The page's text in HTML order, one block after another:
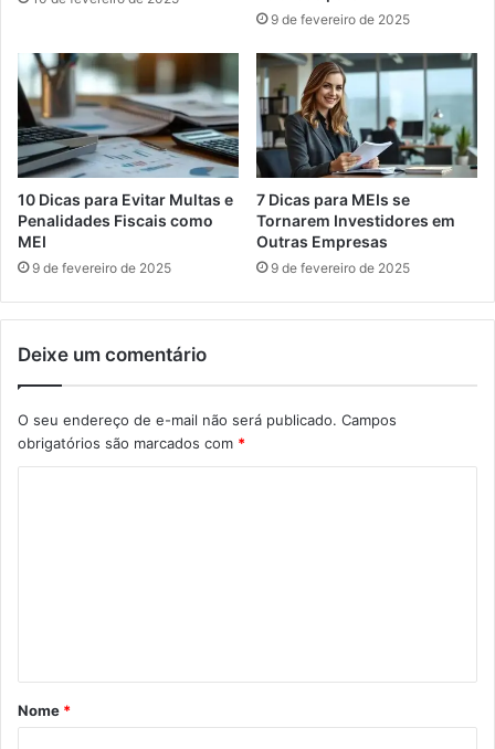
9 de fevereiro de 2025
10 Dicas para Evitar Multas e
Penalidades Fiscais como
MEI
9 de fevereiro de 2025
7 Dicas para MEIs se
Tornarem Investidores em
Outras Empresas
9 de fevereiro de 2025
Deixe um comentário
O seu endereço de e-mail não será publicado. Campos
obrigatórios são marcados com *
á
r
Nome *